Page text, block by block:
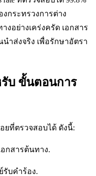
กระทรวงการต่าง
งอย่างเคร่งครัด เอกสาร
ำส่งจริง เพื่อรักษาอัตรา
บ ขั้นตอนการ
ยที่ตรวจสอบได้ ดังนี้:
กสารต้นทาง.
บคำร้อง.